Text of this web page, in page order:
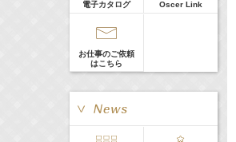
電子カタログ
Oscer Link
お仕事のご依頼
はこちら